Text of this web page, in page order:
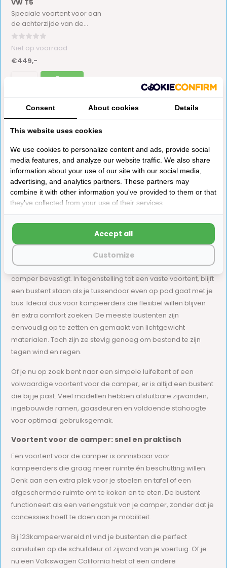
VW T5
Speciale voortent voor aan
de achterzijde van de...
Niet op voorraad
€449,-
Een bustent is dé oplossing voor wie met de camper op pad
gaat en graag wat extra ruimte wil creëren. Of je nu een
weekendje weg bent of een langere roadtrip maakt: met een
voortent breid je je leefoppervlak uit in een handomdraai. Bij
123kampeerwereld.nl vind je de perfecte bustent voor jouw
voertuig, zodat je comfortabel kunt koken, slapen of
lees eerst nog even verder voor meer informatie.
Wat is een bustent en waarom kies je ervoor?
Een bustent is een vrijstaande tent die je gemakkelijk aan je
camper bevestigt. In tegenstelling tot een vaste voortent, blijft
een bustent staan als je tussendoor even op pad gaat met je
bus. Ideaal dus voor kampeerders die flexibel willen blijven
én extra comfort zoeken. De meeste bustenten zijn
eenvoudig op te zetten en gemaakt van lichtgewicht
materialen. Toch zijn ze stevig genoeg om bestand te zijn
tegen wind en regen.
Of je nu op zoek bent naar een simpele luifeltent of een
volwaardige voortent voor de camper, er is altijd een bustent
die bij je past. Veel modellen hebben afsluitbare zijwanden,
ingebouwde ramen, gaasdeuren en voldoende stahoogte
voor optimaal gebruiksgemak.
Voortent voor de camper: snel en praktisch
Een voortent voor de camper is onmisbaar voor
kampeerders die graag meer ruimte én beschutting willen.
Denk aan een extra plek voor je stoelen en tafel of een
afgeschermde ruimte om te koken en te eten. De bustent
functioneert als een verlengstuk van je camper, zonder dat je
concessies hoeft te doen aan je mobiliteit.
Bij 123kampeerwereld.nl vind je bustenten die perfect
aansluiten op de schuifdeur of zijwand van je voertuig. Of je
nu een Volkswagen California hebt of een andere
Consent About cookies Details
This website uses cookies
We use cookies to personalize content and ads, provide social
media features, and analyze our website traffic. We also share
information about your use of our site with our social media,
advertising, and analytics partners. These partners may
combine it with other information you've provided to them or that
they've collected from your use of their services.
Customize
Accept all